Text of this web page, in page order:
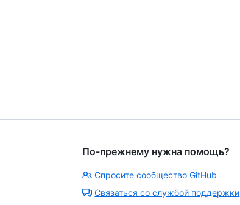
По-прежнему нужна помощь?
Спросите сообщество GitHub
Связаться со службой поддержки